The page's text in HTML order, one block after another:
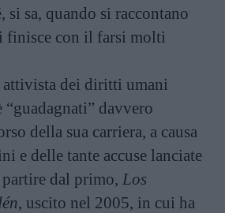
si sa, quando si raccontano
finisce con il farsi molti
attivista dei diritti umani
“guadagnati” davvero
della sua carriera, a causa
e delle tante accuse lanciate
dal primo, Los
, uscito nel 2005, in cui ha